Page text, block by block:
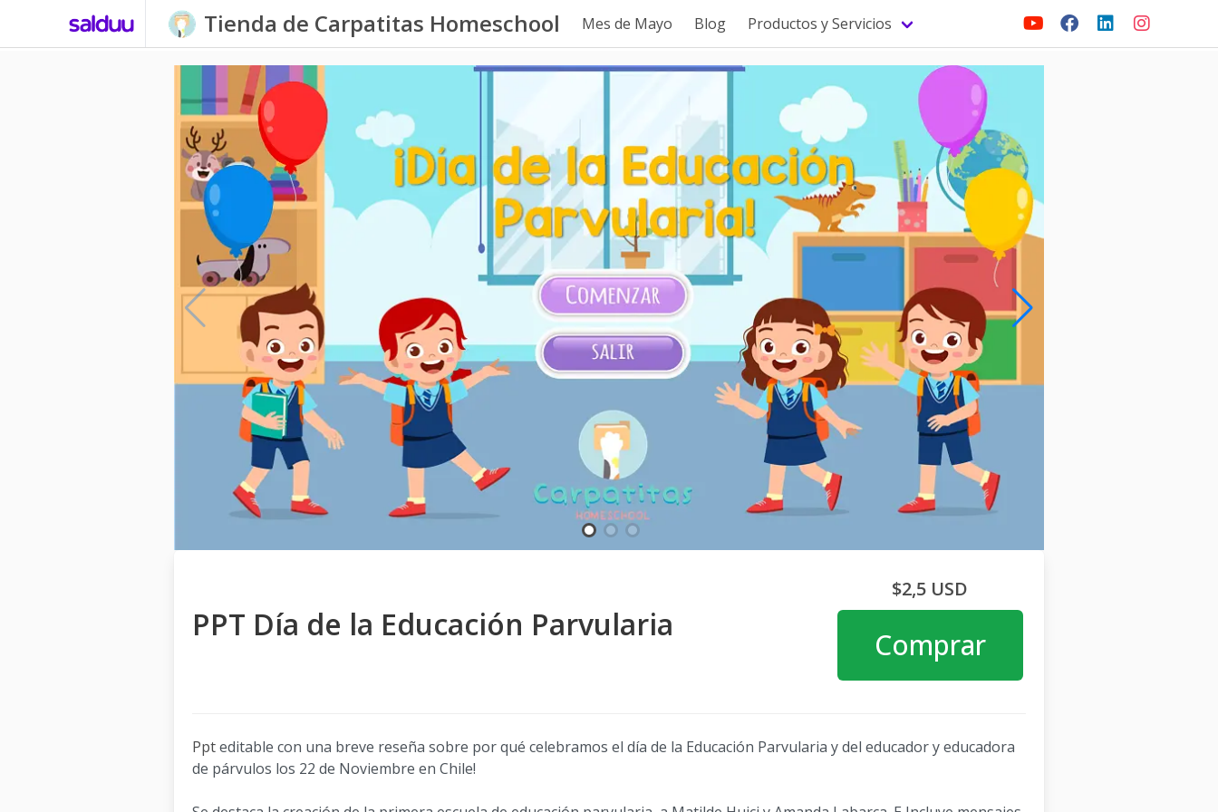
Tienda de Carpatitas Homeschool Mes de Mayo Blog Productos y Servicios
PPT Día de la Educación Parvularia
$2,5 USD
Comprar
Ppteditable con una breve reseña sobre por qué celebramos el día de la Educación Parvularia y del educador y educadora
de párvulos los 22 de Noviembre en Chile!